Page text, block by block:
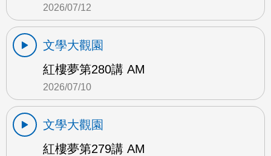
2026/07/12
文學大觀園
紅樓夢第280講 AM
2026/07/10
文學大觀園
紅樓夢第279講 AM